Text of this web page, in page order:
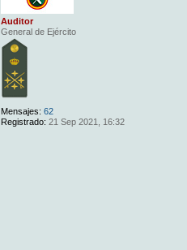
Auditor
General de Ejército
Mensajes: 62
Registrado: 21 Sep 2021, 16:32